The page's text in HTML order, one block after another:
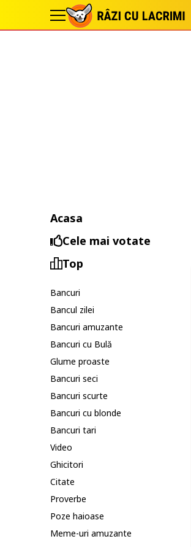
Acasa
Cele mai votate
Top
Bancuri
Bancul zilei
Bancuri amuzante
Bancuri cu Bulă
Glume proaste
Bancuri seci
Bancuri scurte
Bancuri cu blonde
Bancuri tari
Video
Ghicitori
Citate
Proverbe
Poze haioase
Meme-uri amuzante